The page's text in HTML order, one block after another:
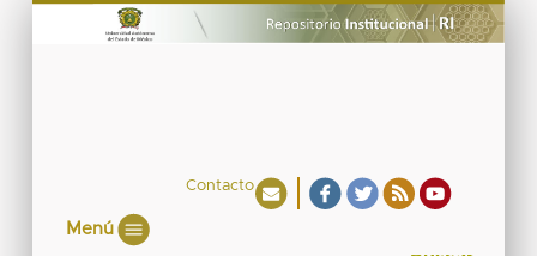
Contacto
Menú